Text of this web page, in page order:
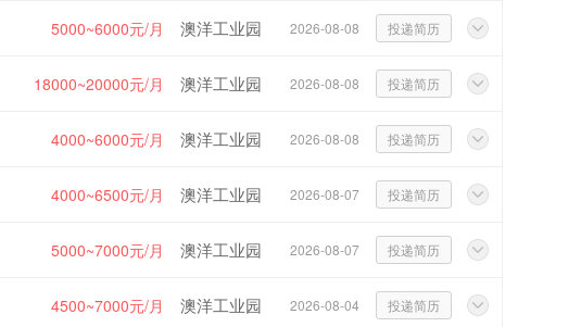
5000~6000元/月 澳洋工业园 2026-08-08 投递简历
18000~20000元/月 澳洋工业园 2026-08-08 投递简历
4000~6000元/月 澳洋工业园 2026-08-08 投递简历
4000~6500元/月 澳洋工业园 2026-08-07 投递简历
5000~7000元/月 澳洋工业园 2026-08-07 投递简历
4500~7000元/月 澳洋工业园 2026-08-04 投递简历